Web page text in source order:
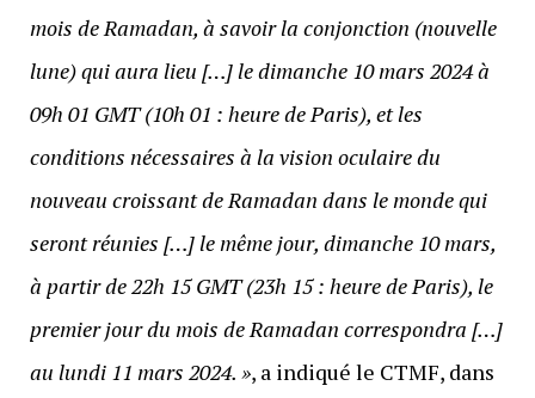
mois de Ramadan, à savoir la conjonction (nouvelle
lune) qui aura lieu […] le dimanche 10 mars 2024 à
09h 01 GMT (10h 01 : heure de Paris), et les
conditions nécessaires à la vision oculaire du
nouveau croissant de Ramadan dans le monde qui
seront réunies […] le même jour, dimanche 10 mars,
à partir de 22h 15 GMT (23h 15 : heure de Paris), le
premier jour du mois de Ramadan correspondra […]
au lundi 11 mars 2024. », a indiqué le CTMF, dans